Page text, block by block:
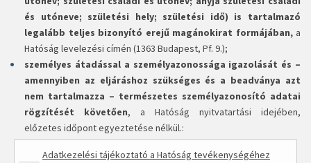
és utóneve; születési hely; születési idő) is tartalmazó
legalább teljes bizonyító erejű magánokirat formájában, a
Hatóság levelezési címén (1363 Budapest, Pf. 9.);
személyes átadással a személyazonossága igazolását és –
amennyiben az eljáráshoz szükséges és a beadványa azt
nem tartalmazza – természetes személyazonosító adatai
rögzítését követően, a Hatóság nyitvatartási idejében,
előzetes időpont egyeztetése nélkül.:
Adatkezelési tájékoztató a Hatóság tevékenységéhez